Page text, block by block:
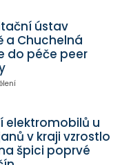
ústav
a Chuchelná
do péče peer
elektromobilů u
v kraji vzrostlo
špici poprvé